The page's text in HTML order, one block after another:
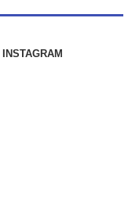
INSTAGRAM